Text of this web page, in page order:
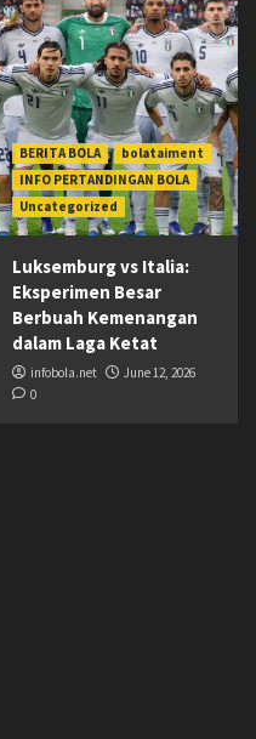
BERITA BOLA
bolataiment
INFO PERTANDINGAN BOLA
Uncategorized
Luksemburg vs Italia:
Eksperimen Besar
Berbuah Kemenangan
dalam Laga Ketat
infobola.net
June 12, 2026
0